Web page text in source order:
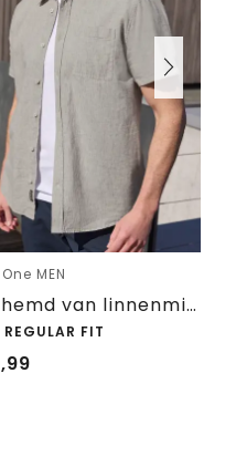
MEN
Overhemd van linnenmix met korte mouwen
REGULAR FIT